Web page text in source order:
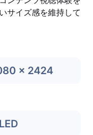
サイズ感を維持して
x 2424